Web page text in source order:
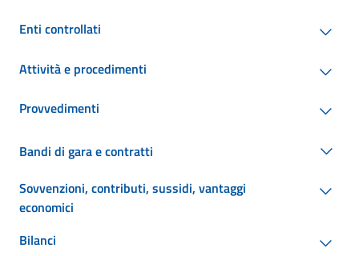
Enti controllati
Attività e procedimenti
Provvedimenti
Bandi di gara e contratti
Sovvenzioni, contributi, sussidi, vantaggi
economici
Bilanci